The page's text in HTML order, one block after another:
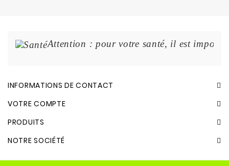
Attention : pour votre santé, il est
INFORMATIONS DE CONTACT
VOTRE COMPTE
PRODUITS
NOTRE SOCIÉTÉ